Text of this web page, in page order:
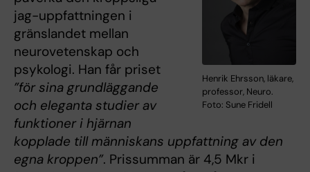
Henrik Ehrsson, läkare,
professor, Neuro.
Foto: Sune Fridell
jag-uppfattningen i
gränslandet mellan
neurovetenskap och
psykologi. Han får priset
”för sina grundläggande
och eleganta studier av
funktioner i hjärnan
kopplade till människans uppfattning av den
egna kroppen”. Prissumman är 4,5 Mkr i